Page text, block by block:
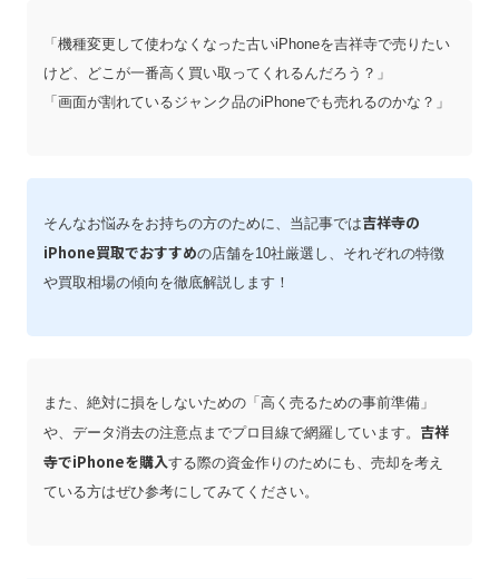
「機種変更して使わなくなった古いiPhoneを吉祥寺で売りたい
けど、どこが一番高く買い取ってくれるんだろう？」
「画面が割れているジャンク品のiPhoneでも売れるのかな？」
そんなお悩みをお持ちの方のために、当記事では吉祥寺の
iPhone買取でおすすめの店舗を10社厳選し、それぞれの特徴
や買取相場の傾向を徹底解説します！
また、絶対に損をしないための「高く売るための事前準備」
や、データ消去の注意点までプロ目線で網羅しています。 吉祥
寺でiPhoneを購入する際の資金作りのためにも、売却を考え
ている方はぜひ参考にしてみてください。